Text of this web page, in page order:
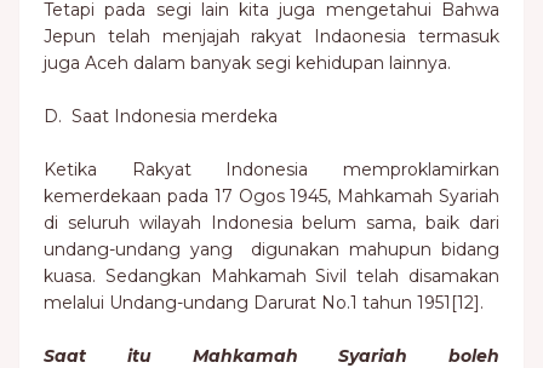
Tetapi pada segi lain kita juga mengetahui Bahwa
Jepun telah menjajah rakyat Indaonesia termasuk
juga Aceh dalam banyak segi kehidupan lainnya.
D. Saat Indonesia merdeka
Ketika Rakyat Indonesia memproklamirkan
kemerdekaan pada 17 Ogos 1945, Mahkamah Syariah
di seluruh wilayah Indonesia belum sama, baik dari
undang-undang yang digunakan mahupun bidang
kuasa. Sedangkan Mahkamah Sivil telah disamakan
melalui Undang-undang Darurat No.1 tahun 1951[12].
Saat itu Mahkamah Syariah boleh